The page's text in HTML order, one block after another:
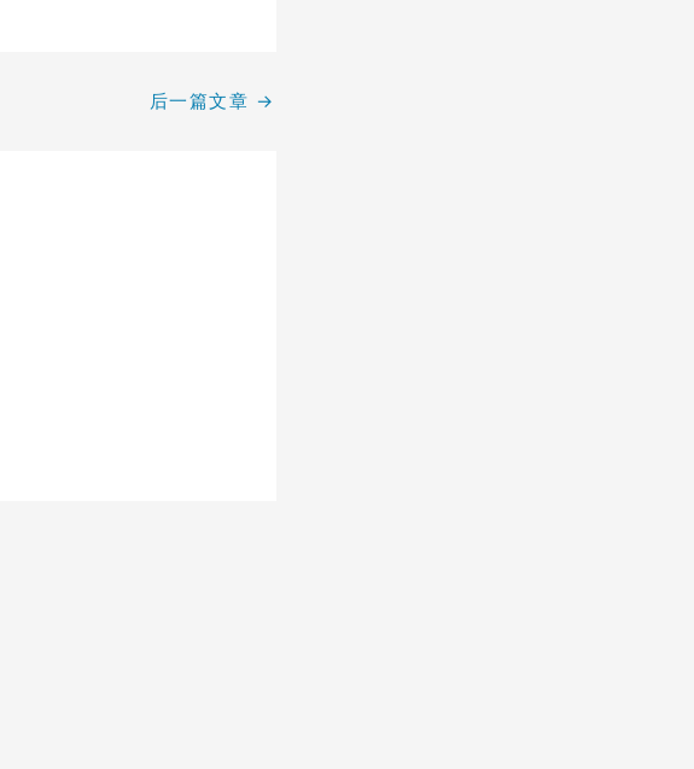
后一篇文章 →